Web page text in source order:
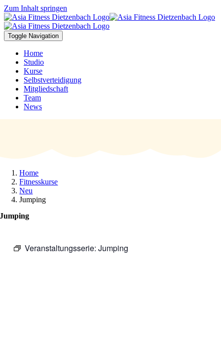
Zum Inhalt springen
Toggle Navigation
Home
Studio
Kurse
Selbstverteidigung
Mitgliedschaft
Team
News
Home
Fitnesskurse
Neu
Jumping
Jumping
Veranstaltungsserie: Jumping